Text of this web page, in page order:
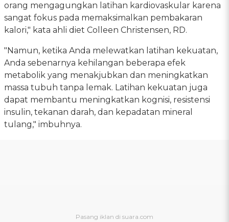
orang mengagungkan latihan kardiovaskular karena
sangat fokus pada memaksimalkan pembakaran
kalori," kata ahli diet Colleen Christensen, RD.
"Namun, ketika Anda melewatkan latihan kekuatan,
Anda sebenarnya kehilangan beberapa efek
metabolik yang menakjubkan dan meningkatkan
massa tubuh tanpa lemak. Latihan kekuatan juga
dapat membantu meningkatkan kognisi, resistensi
insulin, tekanan darah, dan kepadatan mineral
tulang," imbuhnya.